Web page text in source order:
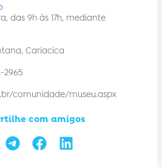
das 9h às 17h, mediante
Cariacica
2965
comunidade/museu.aspx
com amigos